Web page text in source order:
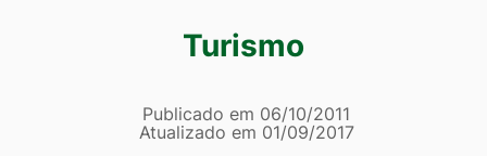
Turismo
Página Turismo
Informações
Publicado em 06/10/2011
Atualizado em 01/09/2017